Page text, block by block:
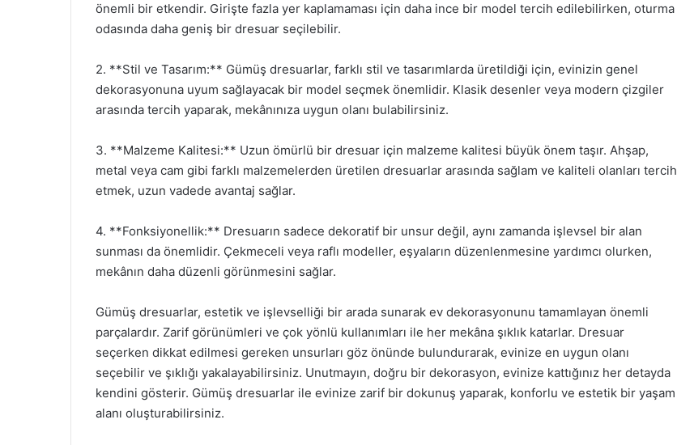
önemli bir etkendir. Girişte fazla yer kaplamaması için daha ince bir model tercih edilebilirken, oturma
odasında daha geniş bir dresuar seçilebilir.
2. **Stil ve Tasarım:** Gümüş dresuarlar, farklı stil ve tasarımlarda üretildiği için, evinizin genel
dekorasyonuna uyum sağlayacak bir model seçmek önemlidir. Klasik desenler veya modern çizgiler
arasında tercih yaparak, mekânınıza uygun olanı bulabilirsiniz.
3. **Malzeme Kalitesi:** Uzun ömürlü bir dresuar için malzeme kalitesi büyük önem taşır. Ahşap,
metal veya cam gibi farklı malzemelerden üretilen dresuarlar arasında sağlam ve kaliteli olanları tercih
etmek, uzun vadede avantaj sağlar.
4. **Fonksiyonellik:** Dresuarın sadece dekoratif bir unsur değil, aynı zamanda işlevsel bir alan
sunması da önemlidir. Çekmeceli veya raflı modeller, eşyaların düzenlenmesine yardımcı olurken,
mekânın daha düzenli görünmesini sağlar.
Gümüş dresuarlar, estetik ve işlevselliği bir arada sunarak ev dekorasyonunu tamamlayan önemli
parçalardır. Zarif görünümleri ve çok yönlü kullanımları ile her mekâna şıklık katarlar. Dresuar
seçerken dikkat edilmesi gereken unsurları göz önünde bulundurarak, evinize en uygun olanı
seçebilir ve şıklığı yakalayabilirsiniz. Unutmayın, doğru bir dekorasyon, evinize kattığınız her detayda
kendini gösterir. Gümüş dresuarlar ile evinize zarif bir dokunuş yaparak, konforlu ve estetik bir yaşam
alanı oluşturabilirsiniz.